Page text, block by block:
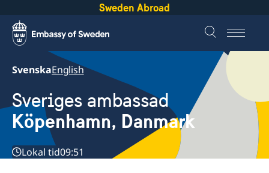
Sweden Abroad
SvenskaEnglish
Sveriges ambassad
Köpenhamn, Danmark
Lokal tid09:51